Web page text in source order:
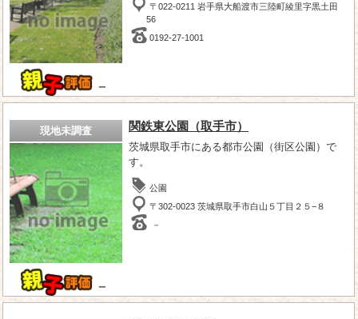
－
〒022-0211 岩手県大船渡市三陸町綾里字黒土田
56
0192-27-1001
現地未調査
－
関鉄東公園（取手市）
茨城県取手市にある都市公園（街区公園）で
す。
公園
〒302-0023 茨城県取手市白山５丁目２５−８
－